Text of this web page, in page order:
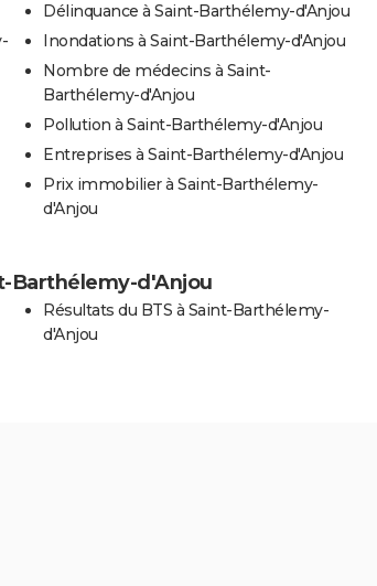
Délinquance à Saint-Barthélemy-d'Anjou
Inondations à Saint-Barthélemy-d'Anjou
Nombre de médecins à Saint-
Barthélemy-d'Anjou
Pollution à Saint-Barthélemy-d'Anjou
Entreprises à Saint-Barthélemy-d'Anjou
Prix immobilier à Saint-Barthélemy-
d'Anjou
Barthélemy-d'Anjou
Résultats du BTS à Saint-Barthélemy-
d'Anjou